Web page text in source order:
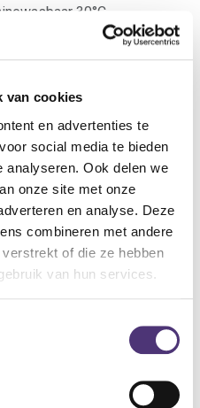
van cookies
en advertenties te
social media te bieden
analyseren. Ook delen we
onze site met onze
en analyse. Deze
combineren met andere
of die ze hebben
van hun services.
30°C
hiel
met zwachtels
Tecnica S AIR)